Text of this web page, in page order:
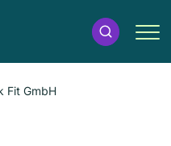
Fit GmbH